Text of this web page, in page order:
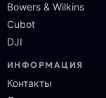
Bowers & Wilkins
Cubot
DJI
ИНФОРМАЦИЯ
Контакты